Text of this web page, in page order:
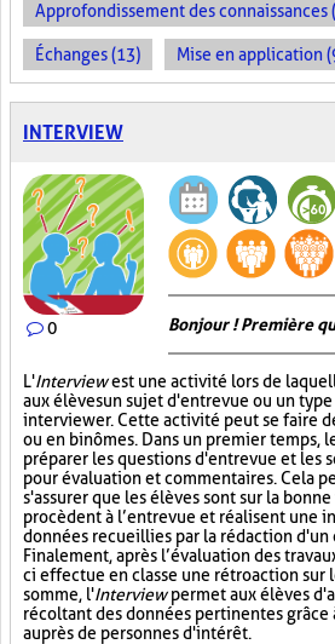
Approfondissement des connaissances
Échanges (13) Mise en application
INTERVIEW
0 Bonjour ! Première
L'Interviewest une activité lors de
aux élèves un sujet d'entrevue ou un
interviewer. Cette activité peut se faire
ou en binômes. Dans un premier temps,
préparer les questions d'entrevue et les
pour évaluation et commentaires. Cela
s'assurer que les élèves sont sur la bonne
procèdent à l’entrevue et réalisent une
données recueillies par la rédaction d'un
Finalement, après l’évaluation des
ci effectue en classe une rétroaction sur
somme, l'Interviewpermet aux élèves
récoltant des données pertinentes grâce
auprès de personnes d'intérêt.